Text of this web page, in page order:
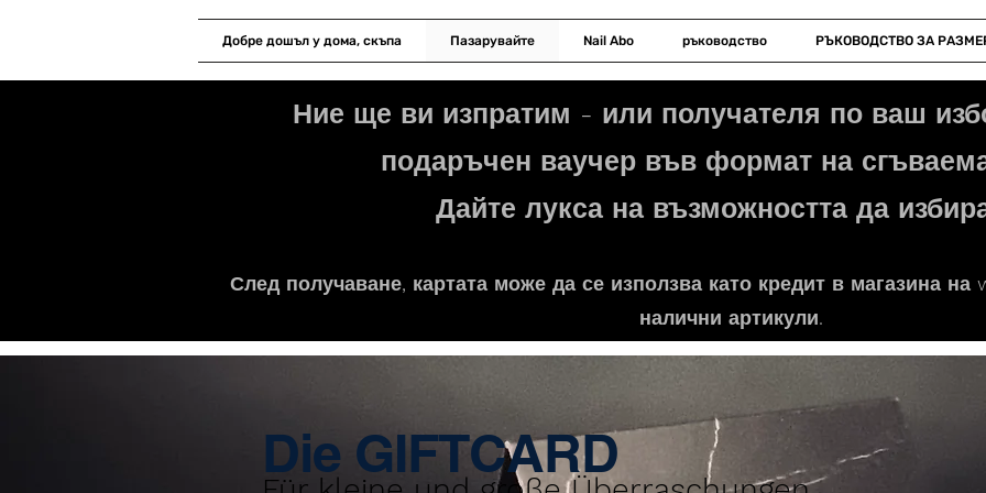
Добре дошъл у дома, скъпа Пазарувайте Nail Abo ръководство РЪКОВОДСТВО ЗА
Ние ще ви изпратим - или получателя по ваш
подаръчен ваучер във формат на
Дайте лукса на възможността да
След получаване, картата може да се използва като кредит в магазина на
налични артикули.
Die GIFTCARD